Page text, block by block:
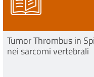
Tumor Thrombus in
nei sarcomi vertebrali